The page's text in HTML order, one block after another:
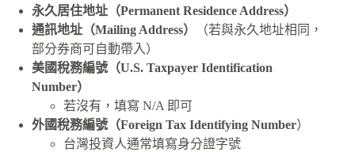
永久居住地址（Permanent Residence Address）
通訊地址（Mailing Address）
（若與永久地址相同，
部分券商可自動帶入）
美國稅務編號（U.S. Taxpayer Identification
Number）
若沒有，填寫 N/A 即可
外國稅務編號（Foreign Tax Identifying Number）
台灣投資人通常填寫身分證字號